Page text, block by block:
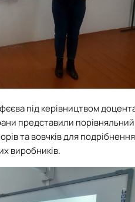
під керівництвом
представили порівняльний
та вовчків для подрібнення
виробників.